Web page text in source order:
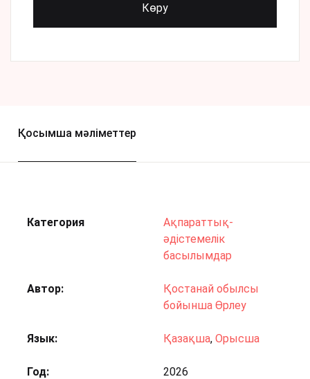
Көру
Қосымша мәліметтер
Категория
Ақпараттық-
әдістемелік
басылымдар
Автор
Қостанай обылсы
бойынша Өрлеу
Язык Қазақша, Орысша
Год 2026